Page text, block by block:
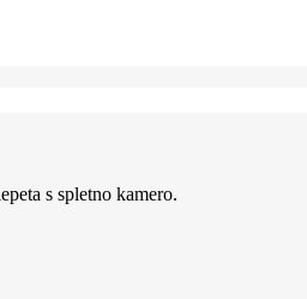
s spletno kamero.